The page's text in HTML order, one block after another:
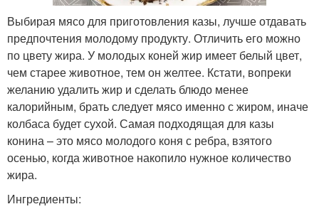
Выбирая мясо для приготовления казы, лучше отдавать
предпочтения молодому продукту. Отличить его можно
по цвету жира. У молодых коней жир имеет белый цвет,
чем старее животное, тем он желтее. Кстати, вопреки
желанию удалить жир и сделать блюдо менее
калорийным, брать следует мясо именно с жиром, иначе
колбаса будет сухой. Самая подходящая для казы
конина – это мясо молодого коня с ребра, взятого
осенью, когда животное накопило нужное количество
жира.
Ингредиенты: